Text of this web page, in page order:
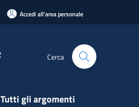
Accedi all'area personale
Cerca
Tutti gli argomenti